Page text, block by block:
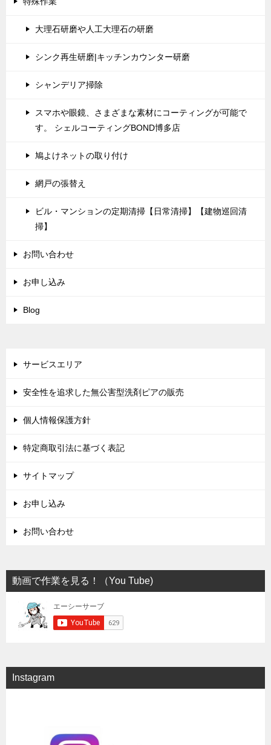
大理石研磨や人工大理石の研磨
シンク再生研磨|キッチンカウンター研磨
シャンデリア掃除
スマホや眼鏡、さまざまな素材にコーティングが可能で
す。 シェルコーティングBOND博多店
鳩よけネットの取り付け
網戸の張替え
ビル・マンションの定期清掃【日常清掃】【建物巡回清
掃】
お問い合わせ
お申し込み
Blog
サービスエリア
安全性を追求した無公害型洗剤ピアの販売
個人情報保護方針
特定商取引法に基づく表記
サイトマップ
お申し込み
お問い合わせ
動画で作業を見る！（You Tube)
Instagram